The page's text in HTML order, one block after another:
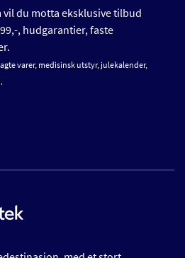
vil du motta eksklusive tilbud
, hudgarantier, faste
varer, medisinsk utstyr, julekalender,